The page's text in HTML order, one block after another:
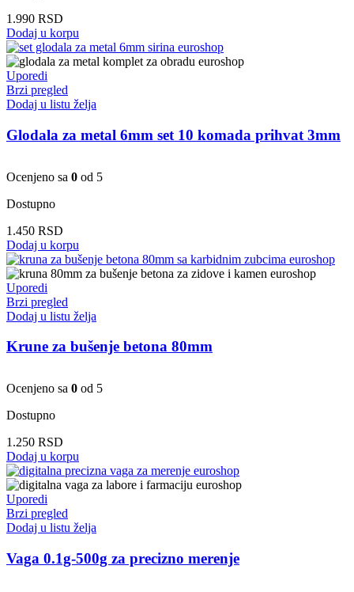
1.990 RSD
Dodaj u korpu
Uporedi
Brzi pregled
Dodaj u listu želja
Glodala za metal 6mm set 10 komada prihvat 3mm
Ocenjeno sa 0 od 5
Dostupno
1.450 RSD
Dodaj u korpu
Uporedi
Brzi pregled
Dodaj u listu želja
Krune za bušenje betona 80mm
Ocenjeno sa 0 od 5
Dostupno
1.250 RSD
Dodaj u korpu
Uporedi
Brzi pregled
Dodaj u listu želja
Vaga 0.1g-500g za precizno merenje